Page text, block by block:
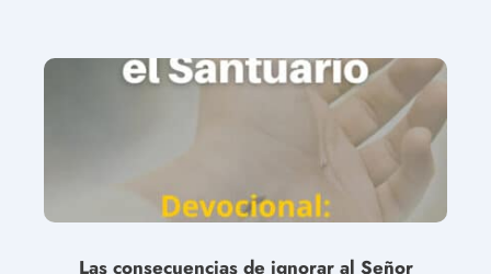
Las consecuencias de ignorar al Señor